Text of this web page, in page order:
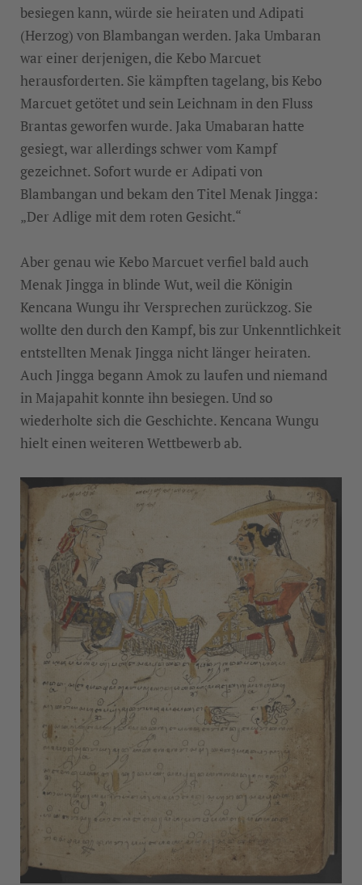
besiegen kann, würde sie heiraten und Adipati
(Herzog) von Blambangan werden. Jaka Umbaran
war einer derjenigen, die Kebo Marcuet
herausforderten. Sie kämpften tagelang, bis Kebo
Marcuet getötet und sein Leichnam in den Fluss
Brantas geworfen wurde. Jaka Umabaran hatte
gesiegt, war allerdings schwer vom Kampf
gezeichnet. Sofort wurde er Adipati von
Blambangan und bekam den Titel Menak Jingga:
„Der Adlige mit dem roten Gesicht.“
Aber genau wie Kebo Marcuet verfiel bald auch
Menak Jingga in blinde Wut, weil die Königin
Kencana Wungu ihr Versprechen zurückzog. Sie
wollte den durch den Kampf, bis zur Unkenntlichkeit
entstellten Menak Jingga nicht länger heiraten.
Auch Jingga begann Amok zu laufen und niemand
in Majapahit konnte ihn besiegen. Und so
wiederholte sich die Geschichte. Kencana Wungu
hielt einen weiteren Wettbewerb ab.